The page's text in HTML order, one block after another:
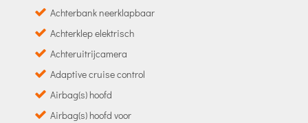
Achterbank neerklapbaar
Achterklep elektrisch
Achteruitrijcamera
Adaptive cruise control
Airbag(s) hoofd
Airbag(s) hoofd voor